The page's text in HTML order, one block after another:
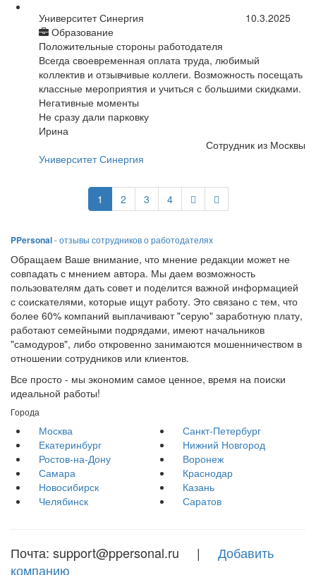
Университет Синергия
Образование
10.3.2025
Положительные стороны работодателя
Всегда своевременная оплата труда, любимый
коллектив и отзывчивые коллеги. Возможность посещать
классные мероприятия и учиться с большими скидками.
Негативные моменты
Не сразу дали парковку
Ирина
Сотрудник из Москвы
Университет Синергия
1 2 3 4
PPersonal- отзывы сотрудников о работодателях
Обращаем Ваше внимание, что мнение редакции может не
совпадать с мнением автора. Мы даем возможность
пользователям дать совет и поделится важной информацией
с соискателями, которые ищут работу. Это связано с тем, что
более 60% компаний выплачивают "серую" заработную плату,
работают семейными подрядами, имеют начальников
"самодуров", либо откровенно занимаются мошенничеством в
отношении сотрудников или клиентов.
Все просто - мы экономим самое ценное, время на поиски
идеальной работы!
Города
Москва
Санкт-Петербург
Екатеринбург
Нижний Новгород
Ростов-на-Дону
Воронеж
Самара
Краснодар
Новосибирск
Казань
Челябинск
Саратов
Почта: support@ppersonal.ru | Добавить
компанию